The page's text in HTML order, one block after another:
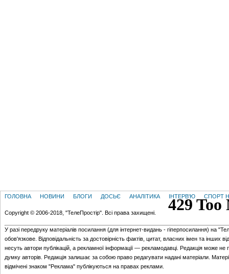
ГОЛОВНА НОВИНИ БЛОГИ ДОСЬЄ АНАЛІТИКА ІНТЕРВ'Ю СПОРТ
Copyright © 2006-2018, "ТелеПростір". Всі права захищені.
У разі передруку матеріалів посилання (для iнтернет-видань - гiперпосилання) на
обов'язкове. Відповідальність за достовірність фактів, цитат, власних імен та інших
несуть автори публікацій, а рекламної інформації — рекламодавці. Редакція може не
думку авторів. Редакція залишає за собою право редагувати надані матеріали.
відмічені знаком "Реклама" публікуються на правах реклами.